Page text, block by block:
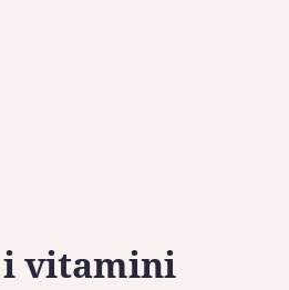
i vitamini